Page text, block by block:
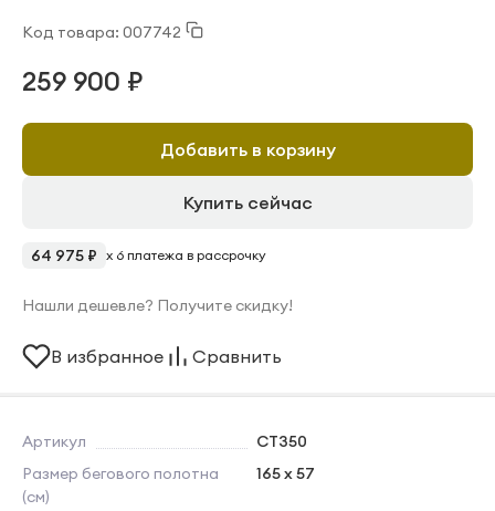
Код товара: 007742
Артикул
CT350
Размер бегового полотна
(см)
165 x 57
259 900 ₽
Добавить в корзину
Купить сейчас
64 975 ₽ x 6 платежа в рассрочку
Нашли дешевле? Получите скидку!
В избранное Сравнить